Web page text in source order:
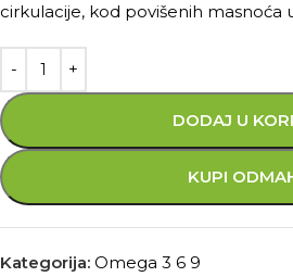
cirkulacije, kod povišenih masnoća
DODAJ U
KUPI
Kategorija: Omega 3 6 9